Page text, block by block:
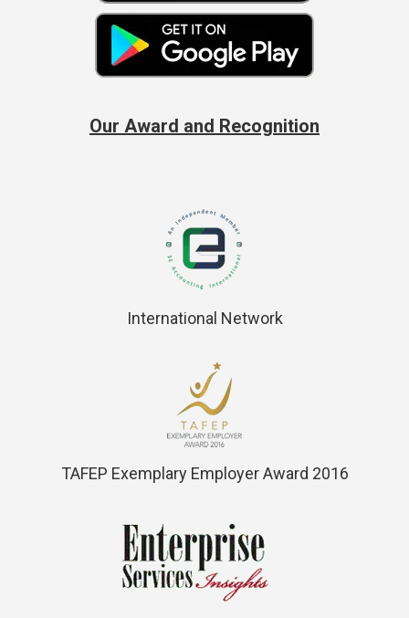
Our Award and Recognition
International Network
TAFEP Exemplary Employer Award 2016